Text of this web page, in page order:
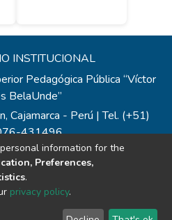
INSTITUCIONAL
Pedagógica Pública “Víctor
BelaUnde”
Cajamarca - Perú | Tel. (+51)
431496
están
Creative Commons
information for the
Preferences,
.
privacy policy.